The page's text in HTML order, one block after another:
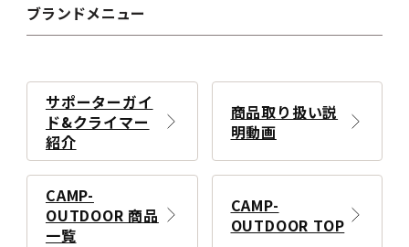
ブランドメニュー
サポーターガイ
ド&クライマー
紹介
商品取り扱い説
明動画
CAMP-
OUTDOOR 商品
一覧
CAMP-
OUTDOOR TOP